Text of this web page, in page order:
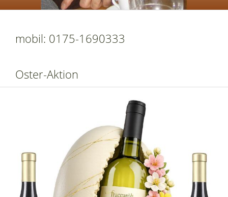
mobil: 0175-1690333
Oster-Aktion